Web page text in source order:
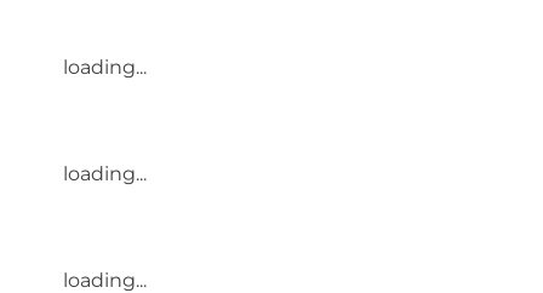
loading...
loading...
loading...